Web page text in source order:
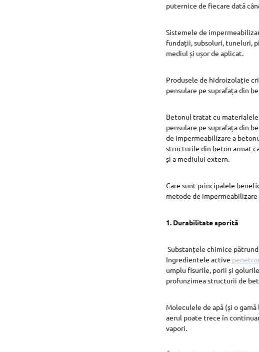
puternice de fiecare dată
Sistemele de
fundații, subsoluri, tuneluri,
mediul și ușor de aplicat.
Produsele de hidroizolație
pensulare pe suprafața din
Betonul tratat cu
pensulare pe suprafața din
de impermeabilizare a
structurile din beton armat
și a mediului extern.
Care sunt principalele
metode de
1. Durabilitate sporită
Substanțele chimice
Ingredientele active
umplu fisurile, porii și
profunzimea structurii de
Moleculele de apă (și o
aerul poate trece în
vapori.